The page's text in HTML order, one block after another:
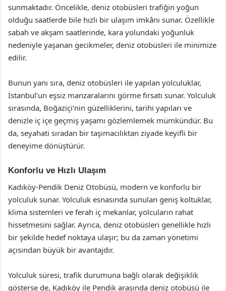
sunmaktadır. Öncelikle, deniz otobüsleri trafiğin yoğun
olduğu saatlerde bile hızlı bir ulaşım imkânı sunar. Özellikle
sabah ve akşam saatlerinde, kara yolundaki yoğunluk
nedeniyle yaşanan gecikmeler, deniz otobüsleri ile minimize
edilir.
Bunun yanı sıra, deniz otobüsleri ile yapılan yolculuklar,
İstanbul’un eşsiz manzaralarını görme fırsatı sunar. Yolculuk
sırasında, Boğaziçi’nin güzelliklerini, tarihi yapıları ve
denizle iç içe geçmiş yaşamı gözlemlemek mümkündür. Bu
da, seyahati sıradan bir taşımacılıktan ziyade keyifli bir
deneyime dönüştürür.
Konforlu ve Hızlı Ulaşım
Kadıköy-Pendik Deniz Otobüsü, modern ve konforlu bir
yolculuk sunar. Yolculuk esnasında sunulan geniş koltuklar,
klima sistemleri ve ferah iç mekanlar, yolcuların rahat
hissetmesini sağlar. Ayrıca, deniz otobüsleri genellikle hızlı
bir şekilde hedef noktaya ulaşır; bu da zaman yönetimi
açısından büyük bir avantajdır.
Yolculuk süresi, trafik durumuna bağlı olarak değişiklik
gösterse de, Kadıköy ile Pendik arasında deniz otobüsü ile